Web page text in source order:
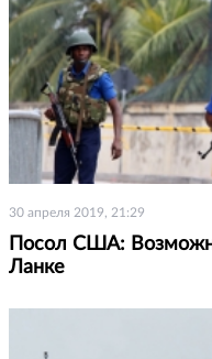
30 апреля 2019, 21:29
Посол США:
Ланке